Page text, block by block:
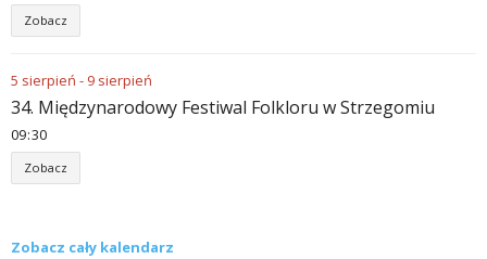
Zobacz
5 sierpień - 9 sierpień
34. Międzynarodowy Festiwal Folkloru w Strzegomiu
09 30
Zobacz
Zobacz cały kalendarz